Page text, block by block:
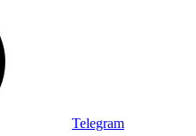
Telegram